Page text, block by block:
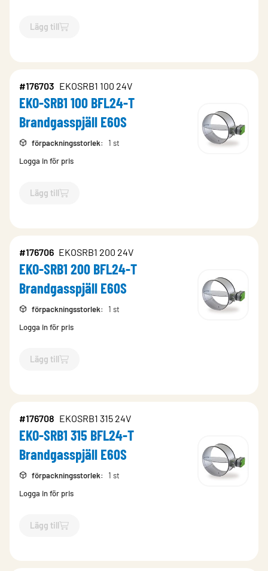
Lägg till
`$Lägg till
#176703 EKOSRB1 100 24V
EKO-SRB1 100 BFL24-T
Brandgasspjäll E60S
förpackningsstorlek:
1 st
Logga in för pris
Lägg till
`$Lägg till
#176706 EKOSRB1 200 24V
EKO-SRB1 200 BFL24-T
Brandgasspjäll E60S
förpackningsstorlek:
1 st
Logga in för pris
Lägg till
`$Lägg till
#176708 EKOSRB1 315 24V
EKO-SRB1 315 BFL24-T
Brandgasspjäll E60S
förpackningsstorlek:
1 st
Logga in för pris
Lägg till
`$Lägg till